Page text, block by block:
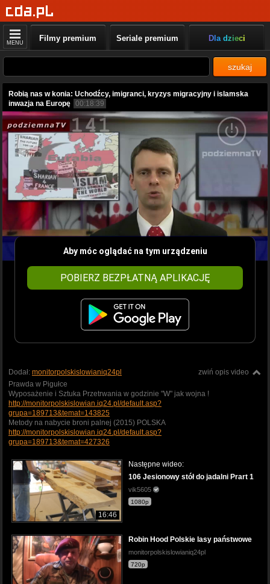
MENU Filmy premium Seriale premium Dla dzieci
szukaj
Robią nas w konia: Uchodźcy, imigranci, kryzys migracyjny i islamska
inwazja na Europę 00:18:39
Aby móc oglądać na tym urządzeniu
POBIERZ BEZPŁATNĄ APLIKACJĘ
zwiń opis video
Dodał: monitorpolskislowianiq24pl
Prawda w Pigułce
Wyposażenie i Sztuka Przetrwania w godzinie "W" jak wojna !
http://monitorpolskislowian.iq24.pl/default.asp?
grupa=189713&temat=143825
Metody na nabycie broni palnej (2015) POLSKA
http://monitorpolskislowian.iq24.pl/default.asp?
grupa=189713&temat=427326
16:46
Następne wideo:
106 Jesionowy stół do jadalni Prart 1
vik5605
1080p
Robin Hood Polskie lasy państwowe
monitorpolskislowianiq24pl
720p